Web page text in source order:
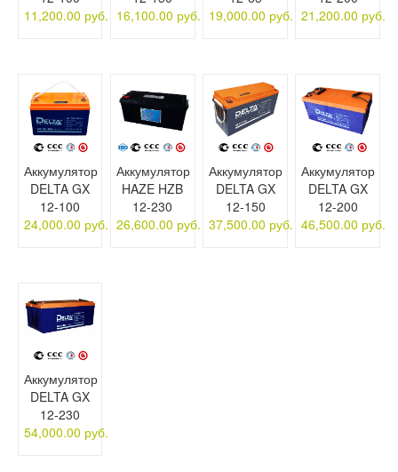
11,200.00 руб. 16,100.00 руб. 19,000.00 руб. 21,200.00 руб.
Аккумулятор
DELTA GX
12-100
24,000.00 руб.
Аккумулятор
HAZE HZB
12-230
26,600.00 руб.
Аккумулятор
DELTA GX
12-150
37,500.00 руб.
Аккумулятор
DELTA GX
12-200
46,500.00 руб.
Аккумулятор
DELTA GX
12-230
54,000.00 руб.